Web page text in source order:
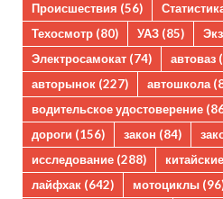
Происшествия (56)
Техосмотр (80) УАЗ (85)
Электросамокат (74) автоваз
авторынок (227) автошкола
водительское удостоверение
дороги (156) закон (84)
исследование (288)
лайфхак (642) мотоциклы